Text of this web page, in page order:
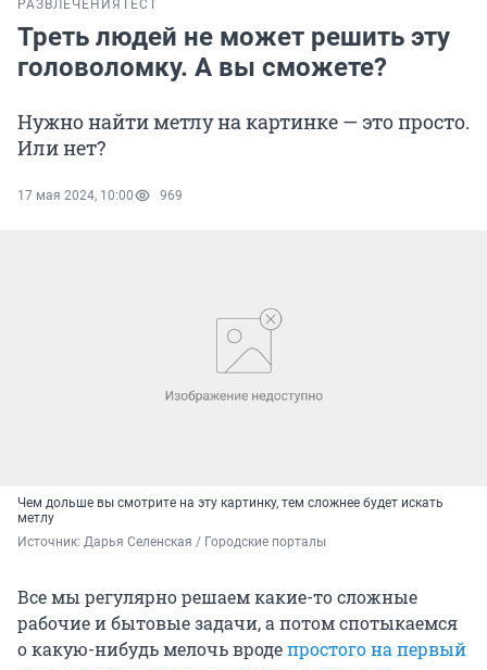
РАЗВЛЕЧЕНИЯ ТЕСТ
Треть людей не может решить эту
головоломку. А вы сможете?
Нужно найти метлу на картинке — это просто.
Или нет?
17 мая 2024, 10:00 969
Чем дольше вы смотрите на эту картинку, тем сложнее будет искать
метлу
Источник: Дарья Селенская / Городские порталы
Все мы регулярно решаем какие-то сложные
рабочие и бытовые задачи, а потом спотыкаемся
о какую-нибудь мелочь вродепростого на первый